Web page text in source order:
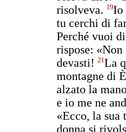
risolveva. 19Io
tu cerchi di
Perché vuoi
rispose:
devasti! 21La
montagne di
alzato la
e io me ne
«Ecco, la sua
donna si